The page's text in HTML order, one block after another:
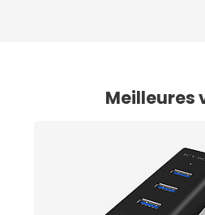
Meilleures